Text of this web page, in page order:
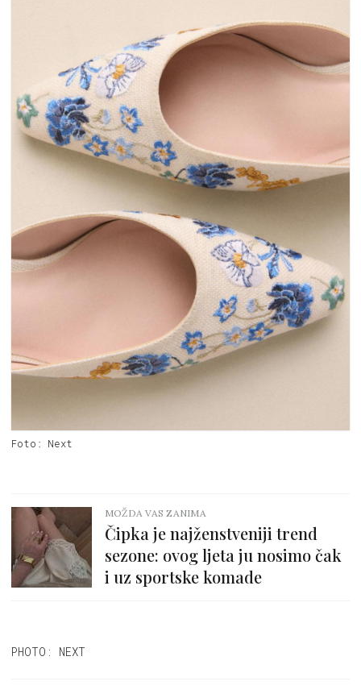
Foto: Next
MOŽDA VAS ZANIMA
Čipka je najženstveniji trend
sezone: ovog ljeta ju nosimo čak
i uz sportske komade
PHOTO: NEXT